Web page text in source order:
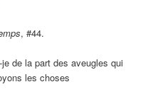
, #44.
de la part des aveugles qui
les choses